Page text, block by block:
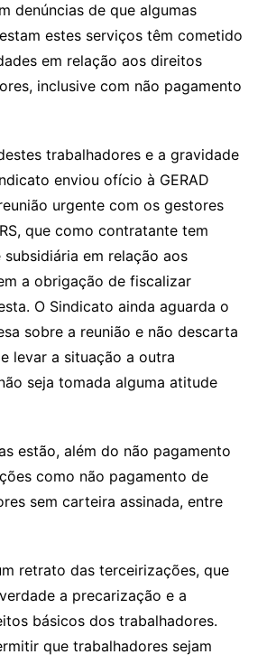
denúncias de que algumas
estes serviços têm cometido
em relação aos direitos
inclusive com não pagamento
trabalhadores e a gravidade
enviou ofício à GERAD
urgente com os gestores
que como contratante tem
em relação aos
a obrigação de fiscalizar
O Sindicato ainda aguarda o
sobre a reunião e não descarta
levar a situação a outra
seja tomada alguma atitude
estão, além do não pagamento
como não pagamento de
sem carteira assinada, entre
retrato das terceirizações, que
a precarização e a
básicos dos trabalhadores.
que trabalhadores sejam